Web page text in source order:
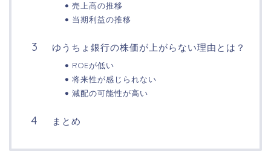
売上高の推移
当期利益の推移
ゆうちょ銀行の株価が上がらない理由とは？
ROEが低い
将来性が感じられない
減配の可能性が高い
まとめ